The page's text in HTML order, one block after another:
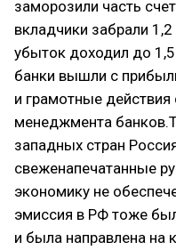
заморозили часть
вкладчики забрали
убыток доходил до
банки вышли с
и грамотные
менеджмента
западных стран
свеженапечатанные
экономику не
эмиссия в РФ тоже
и была направлена на